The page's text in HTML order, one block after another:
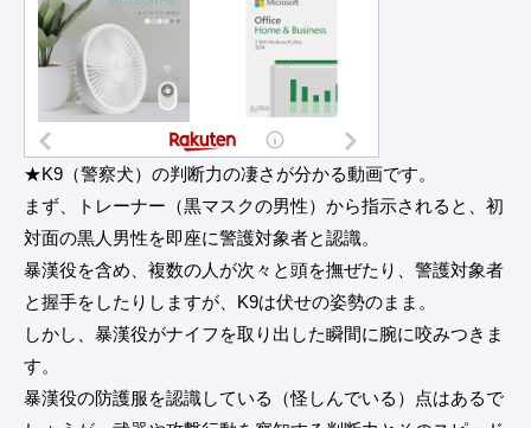
★K9（警察犬）の判断力の凄さが分かる動画です。
まず、トレーナー（黒マスクの男性）から指示されると、初
対面の黒人男性を即座に警護対象者と認識。
暴漢役を含め、複数の人が次々と頭を撫ぜたり、警護対象者
と握手をしたりしますが、K9は伏せの姿勢のまま。
しかし、暴漢役がナイフを取り出した瞬間に腕に咬みつきま
す。
暴漢役の防護服を認識している（怪しんでいる）点はあるで